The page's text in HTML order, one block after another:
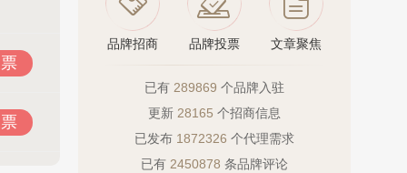
品牌招商 品牌投票 文章聚焦
已有 289869 个品牌入驻
更新 28165 个招商信息
已发布 1872326 个代理需求
已有 2450878 条品牌评论